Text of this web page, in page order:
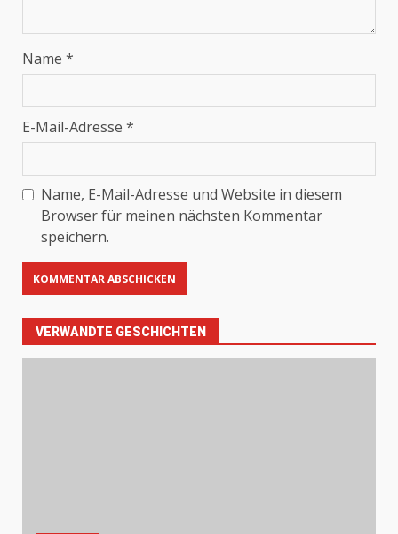
Name *
E-Mail-Adresse *
Name, E-Mail-Adresse und Website in diesem
Browser für meinen nächsten Kommentar
speichern.
VERWANDTE GESCHICHTEN